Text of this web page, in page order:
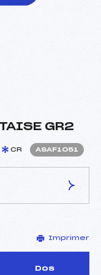
GR2
CR ASAF1051
MARGOT (SA)
YANN (SA)
Imprimer
Dos